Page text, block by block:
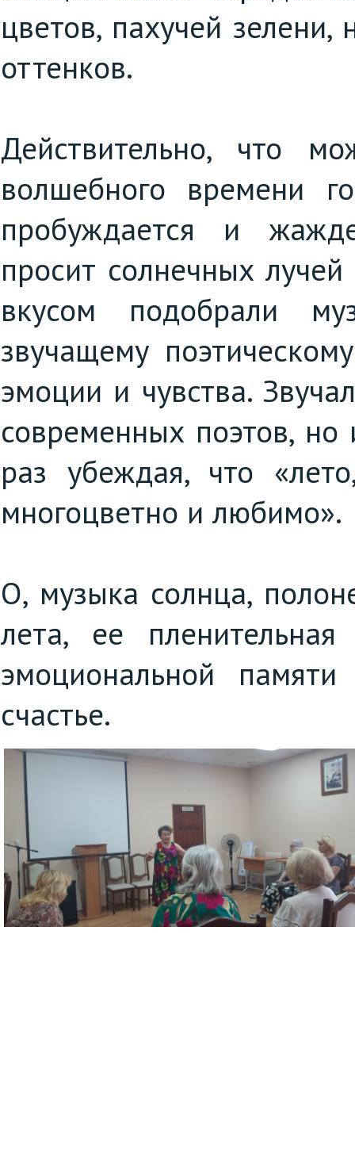
цветов, пахучей зелени,
оттенков.
Действительно, что
волшебного времени
пробуждается и
просит солнечных
вкусом подобрали
звучащему
эмоции и чувства.
современных поэтов, но
раз убеждая, что
многоцветно и любимо».
О, музыка солнца,
лета, ее
эмоциональной
счастье.